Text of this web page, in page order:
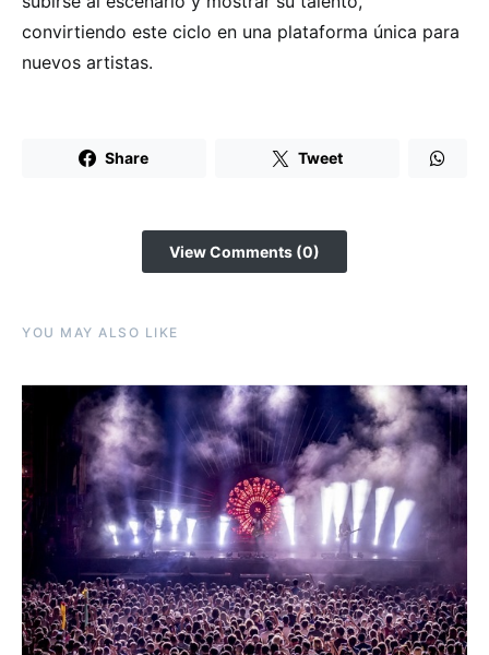
convirtiendo este ciclo en una plataforma única para
nuevos artistas.
Share Tweet
View Comments (0)
YOU MAY ALSO LIKE